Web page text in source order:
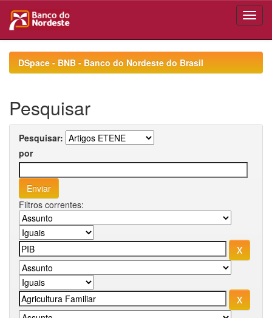
navigationDSpace - BNB - Banco do Nordeste do Brasil
Pesquisar
Pesquisar:
por
Filtros correntes: